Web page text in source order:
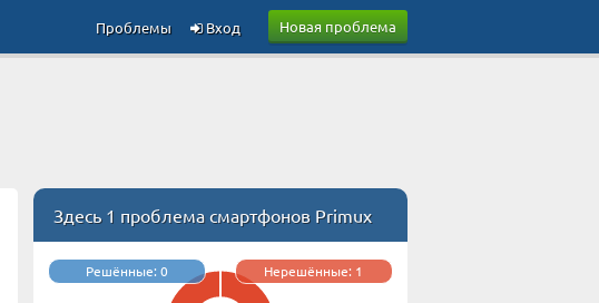
Новая проблема
Вход
Проблемы
Здесь 1 проблема смартфонов Primux
Решённые: 0 Нерешённые: 1